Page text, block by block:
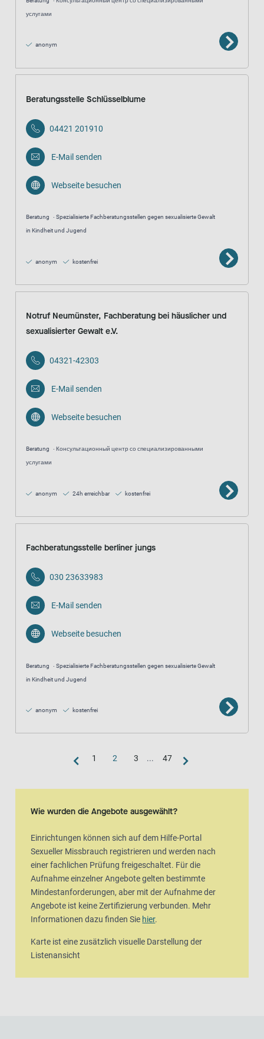
услугами
anonym
Beratungsstelle Schlüsselblume
04421 201910
E-Mail senden
Webseite besuchen
Beratung
Spezialisierte Fachberatungsstellen gegen sexualisierte Gewalt
in Kindheit und Jugend
anonym kostenfrei
Notruf Neumünster, Fachberatung bei häuslicher und
sexualisierter Gewalt e.V.
04321-42303
E-Mail senden
Webseite besuchen
Beratung
Консультационный центр со специализированными
услугами
anonym 24h erreichbar kostenfrei
Fachberatungsstelle berliner jungs
030 23633983
E-Mail senden
Webseite besuchen
Beratung
Spezialisierte Fachberatungsstellen gegen sexualisierte Gewalt
in Kindheit und Jugend
anonym kostenfrei
1 2 3 ... 47
Kartenansicht
Wie wurden die Angebote ausgewählt?
Einrichtungen können sich auf dem Hilfe-Portal
Sexueller Missbrauch registrieren und werden nach
einer fachlichen Prüfung freigeschaltet. Für die
Aufnahme einzelner Angebote gelten bestimmte
Mindestanforderungen, aber mit der Aufnahme der
Angebote ist keine Zertifizierung verbunden. Mehr
Informationen dazu finden Sie hier.
Karte ist eine zusätzlich visuelle Darstellung der
Listenansicht